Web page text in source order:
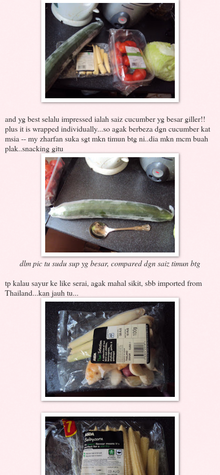
and yg best selalu impressed ialah saiz cucumber yg besar giller!!
plus it is wrapped individually...so agak berbeza dgn cucumber kat
msia -- my zharfan suka sgt mkn timun btg ni..dia mkn mcm buah
plak..snacking gitu
dlm pic tu sudu sup yg besar, compared dgn saiz timun btg
tp kalau sayur ke like serai, agak mahal sikit, sbb imported from
Thailand...kan jauh tu...